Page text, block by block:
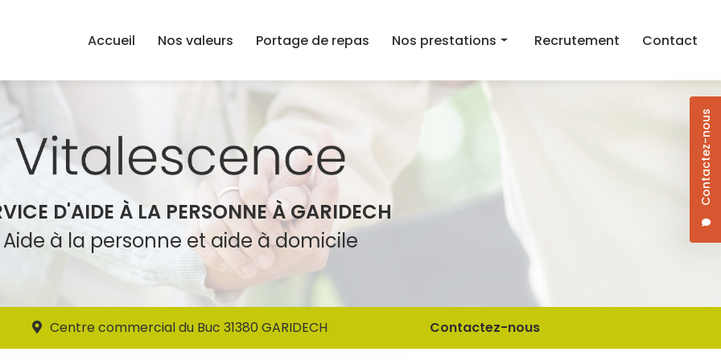
Contactez-nous
Accueil
Nos valeurs Portage de repas Nos prestations
Aide au maintien à domicile
Aide à la mobilité
Jardinage/Bricolage
Recrutement Contact
D'AIDE À LA PERSONNE À GARIDECH
Aide à la personne et aide à domicile
Centre commercial du Buc 31380 GARIDECH Contactez-nous